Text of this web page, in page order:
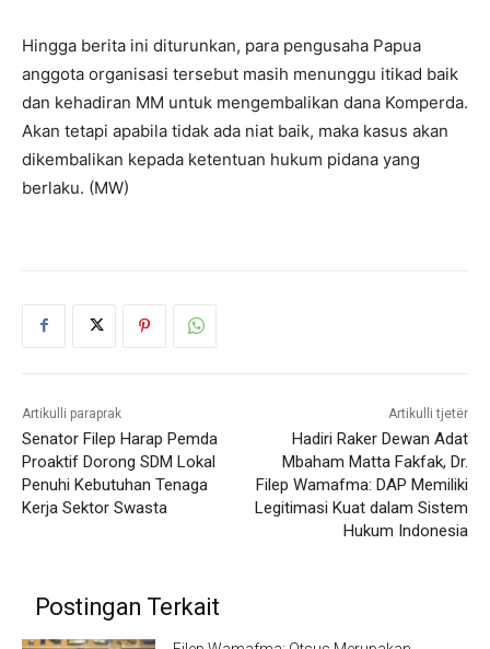
Hingga berita ini diturunkan, para pengusaha Papua
anggota organisasi tersebut masih menunggu itikad baik
dan kehadiran MM untuk mengembalikan dana Komperda.
Akan tetapi apabila tidak ada niat baik, maka kasus akan
dikembalikan kepada ketentuan hukum pidana yang
berlaku. (MW)
Artikulli paraprak
Senator Filep Harap Pemda
Proaktif Dorong SDM Lokal
Penuhi Kebutuhan Tenaga
Kerja Sektor Swasta
Artikulli tjetër
Hadiri Raker Dewan Adat
Mbaham Matta Fakfak, Dr.
Filep Wamafma: DAP Memiliki
Legitimasi Kuat dalam Sistem
Hukum Indonesia
Postingan Terkait